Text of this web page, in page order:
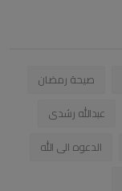
صيحة رمضان
عبدالله رشدى
الدعوه الى الله